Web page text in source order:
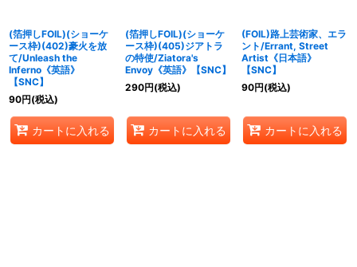
(箔押しFOIL)(ショーケ
ース枠)(402)豪火を放
て/Unleash the
Inferno《英語》
【SNC】
90円(税込)
カートに入れる
(箔押しFOIL)(ショーケ
ース枠)(405)ジアトラ
の特使/Ziatora's
Envoy《英語》【SNC】
290円(税込)
カートに入れる
(FOIL)路上芸術家、エラ
ント/Errant, Street
Artist《日本語》
【SNC】
90円(税込)
カートに入れる